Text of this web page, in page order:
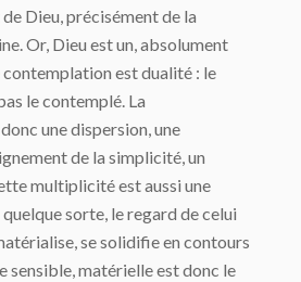
Dieu, précisément de la
Or, Dieu est un, absolument
est dualité : le
le contemplé. La
une dispersion, une
de la simplicité, un
multiplicité est aussi une
sorte, le regard de celui
se solidifie en contours
sensible, matérielle est donc le